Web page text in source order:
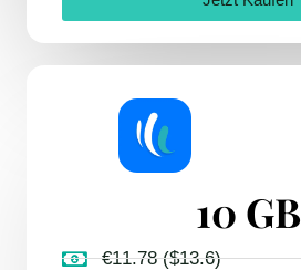
10 GB
€11.78 ($13.6)